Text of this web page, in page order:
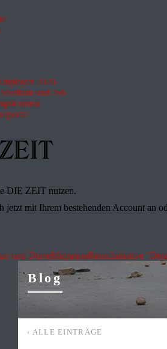
2026
und Job
DIE ZEIT nutzen.
jetzt mit Ihrem bestehenden Account an
und DürreMigrationRenteInitiative
Blog
‹ ALLE EINTRÄGE